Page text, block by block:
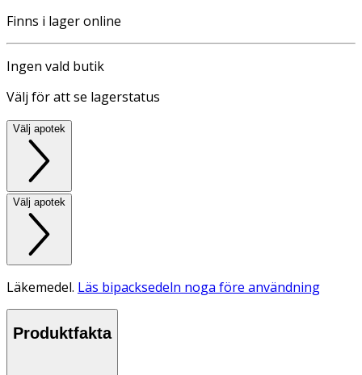
Finns i lager online
Ingen vald butik
Välj för att se lagerstatus
Välj apotek
Välj apotek
Läkemedel. Läs bipacksedeln noga före användning
Produktfakta